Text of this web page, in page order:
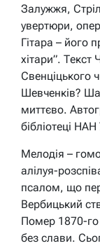
Залужжя,
увертюри,
Гітара – його
хітари”.
Свенціцького
Шевченків?
миттєво.
бібліотеці
Мелодія –
алілуя-
псалом, що
Вербицький
Помер 1870-го
без слави.